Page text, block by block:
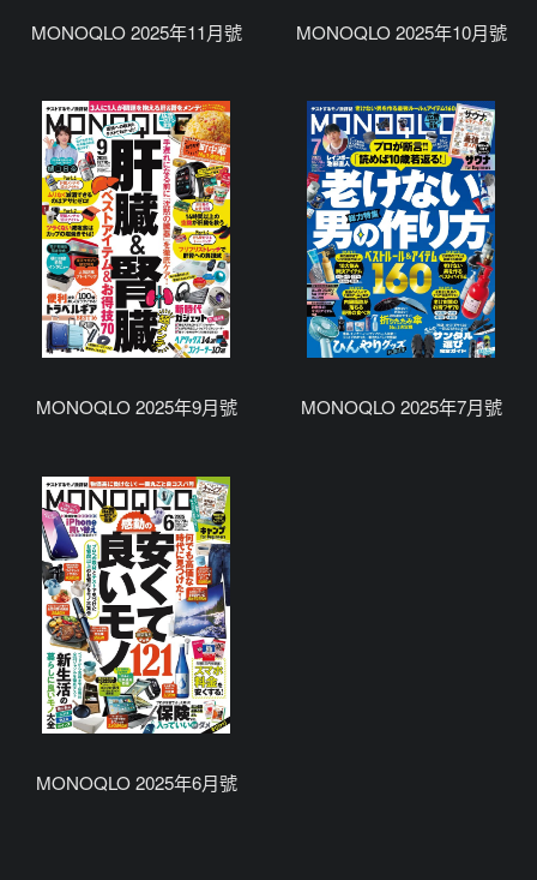
MONOQLO 2025年11月號 MONOQLO 2025年10月號
MONOQLO 2025年9月號 MONOQLO 2025年7月號
MONOQLO 2025年6月號